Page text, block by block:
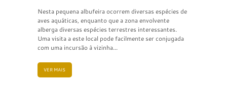
Nesta pequena albufeira ocorrem diversas espécies de
aves aquáticas, enquanto que a zona envolvente
alberga diversas espécies terrestres interessantes.
Uma visita a este local pode facilmente ser conjugada
com uma incursão à vizinha...
VER MAIS